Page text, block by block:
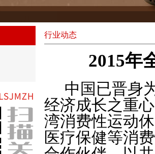
行业动态
2015年
中国已晋身
经济成长之重
湾消费性运动
医疗保健等消